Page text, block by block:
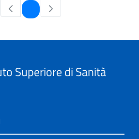
Pagina
Superiore di Sanità